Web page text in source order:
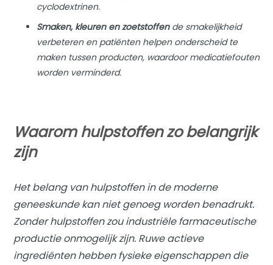
cyclodextrinen.
Smaken, kleuren en zoetstoffende smakelijkheid
verbeteren en patiënten helpen onderscheid te
maken tussen producten, waardoor medicatiefouten
worden verminderd.
Waarom hulpstoffen zo belangrijk
zijn
Het belang van hulpstoffen in de moderne
geneeskunde kan niet genoeg worden benadrukt.
Zonder hulpstoffen zou industriële farmaceutische
productie onmogelijk zijn. Ruwe actieve
ingrediënten hebben fysieke eigenschappen die